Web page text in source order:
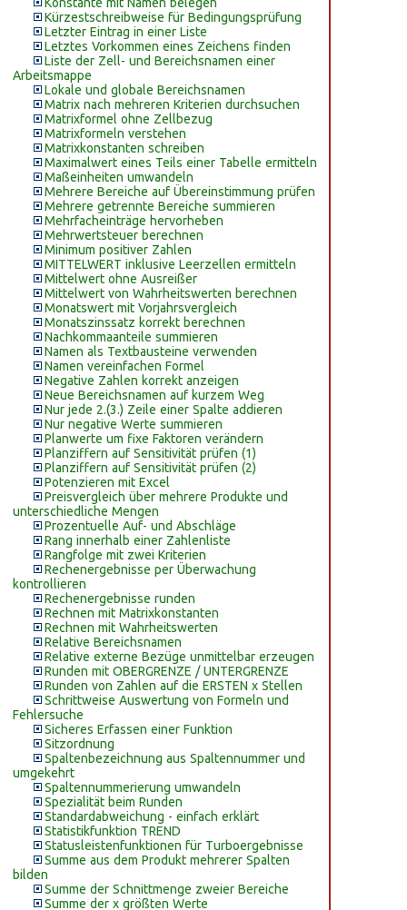
Kürzestschreibweise für Bedingungsprüfung
Letzter Eintrag in einer Liste
Letztes Vorkommen eines Zeichens finden
Liste der Zell- und Bereichsnamen einer
Arbeitsmappe
Lokale und globale Bereichsnamen
Matrix nach mehreren Kriterien durchsuchen
Matrixformel ohne Zellbezug
Matrixformeln verstehen
Matrixkonstanten schreiben
Maximalwert eines Teils einer Tabelle ermitteln
Maßeinheiten umwandeln
Mehrere Bereiche auf Übereinstimmung prüfen
Mehrere getrennte Bereiche summieren
Mehrfacheinträge hervorheben
Mehrwertsteuer berechnen
Minimum positiver Zahlen
MITTELWERT inklusive Leerzellen ermitteln
Mittelwert ohne Ausreißer
Mittelwert von Wahrheitswerten berechnen
Monatswert mit Vorjahrsvergleich
Monatszinssatz korrekt berechnen
Nachkommaanteile summieren
Namen als Textbausteine verwenden
Namen vereinfachen Formel
Negative Zahlen korrekt anzeigen
Neue Bereichsnamen auf kurzem Weg
Nur jede 2.(3.) Zeile einer Spalte addieren
Nur negative Werte summieren
Planwerte um fixe Faktoren verändern
Planziffern auf Sensitivität prüfen (1)
Planziffern auf Sensitivität prüfen (2)
Potenzieren mit Excel
Preisvergleich über mehrere Produkte und
unterschiedliche Mengen
Prozentuelle Auf- und Abschläge
Rang innerhalb einer Zahlenliste
Rangfolge mit zwei Kriterien
Rechenergebnisse per Überwachung
kontrollieren
Rechenergebnisse runden
Rechnen mit Matrixkonstanten
Rechnen mit Wahrheitswerten
Relative Bereichsnamen
Relative externe Bezüge unmittelbar erzeugen
Runden mit OBERGRENZE / UNTERGRENZE
Runden von Zahlen auf die ERSTEN x Stellen
Schrittweise Auswertung von Formeln und
Fehlersuche
Sicheres Erfassen einer Funktion
Sitzordnung
Spaltenbezeichnung aus Spaltennummer und
umgekehrt
Spaltennummerierung umwandeln
Spezialität beim Runden
Standardabweichung - einfach erklärt
Statistikfunktion TREND
Statusleistenfunktionen für Turboergebnisse
Summe aus dem Produkt mehrerer Spalten
bilden
Summe der Schnittmenge zweier Bereiche
Summe der x größten Werte